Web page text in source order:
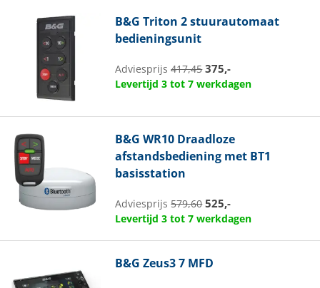
B&G Triton 2 stuurautomaat
bedieningsunit
Adviesprijs417,45 375,-
Levertijd 3 tot 7 werkdagen
B&G WR10 Draadloze
afstandsbediening met BT1
basisstation
Adviesprijs579,60 525,-
Levertijd 3 tot 7 werkdagen
B&G Zeus3 7 MFD